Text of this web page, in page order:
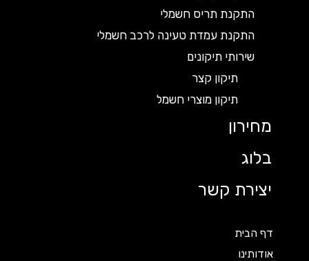
התקנת תריס חשמלי
התקנת עמדת טעינה לרכב חשמלי
שירותי תיקונים
תיקון קצר
תיקון מוצרי חשמל
מחירון
בלוג
יצירת קשר
דף הבית
אודותינו